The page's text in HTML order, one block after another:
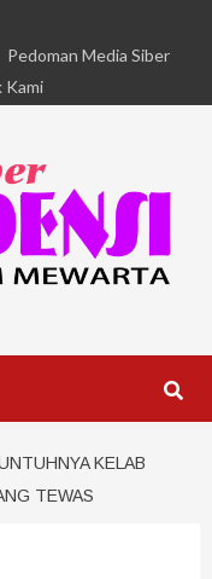
Pedoman Media Siber
Kami
KELAB
TEWAS